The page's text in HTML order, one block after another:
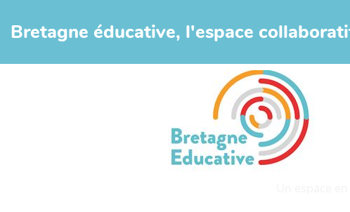
Bretagne éducative, l'espace